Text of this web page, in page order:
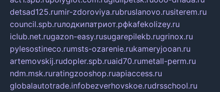
detsad125.rumir-zdoroviya.rubruslanovo.rusiterem.ru
council.spb.ruлодкипатриот.рфkafekolizey.ru
iclub.net.rugazon-easy.rusugarepilekb.rugrinox.ru
pylesostineco.rumsts-ozarenie.rukameryjooan.ru
artemovskij.rudopler.spb.ruaid70.rumetall-perm.ru
ndm.msk.ruratingzooshop.ruapiaccess.ru
globalautotrade.infobezverhovskoe.rudrsschool.ru